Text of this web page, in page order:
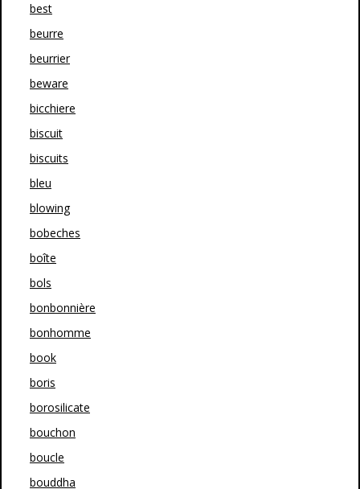
best
beurre
beurrier
beware
bicchiere
biscuit
biscuits
bleu
blowing
bobeches
boîte
bols
bonbonnière
bonhomme
book
boris
borosilicate
bouchon
boucle
bouddha